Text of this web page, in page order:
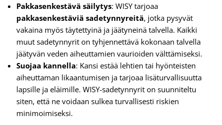
Pakkasenkestävä säilytys: WISY tarjoaa
pakkasenkestäviä sadetynnyreitä, jotka pysyvät
vakaina myös täytettyinä ja jäätyneinä talvella. Kaikki
muut sadetynnyrit on tyhjennettävä kokonaan talvella
jäätyvän veden aiheuttamien vaurioiden välttämiseksi.
Suojaa kannella: Kansi estää lehtien tai hyönteisten
aiheuttaman likaantumisen ja tarjoaa lisäturvallisuutta
lapsille ja eläimille. WISY-sadetynnyrit on suunniteltu
siten, että ne voidaan sulkea turvallisesti riskien
minimoimiseksi.